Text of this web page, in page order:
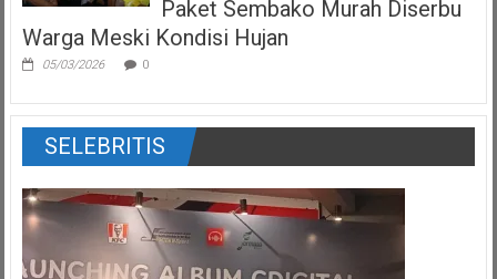
Paket Sembako Murah Diserbu
Warga Meski Kondisi Hujan
05/03/2026 0
SELEBRITIS